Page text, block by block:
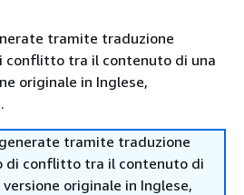
tramite traduzione
conflitto tra il contenuto di una
originale in Inglese,
tramite traduzione
di conflitto tra il contenuto di
originale in Inglese,